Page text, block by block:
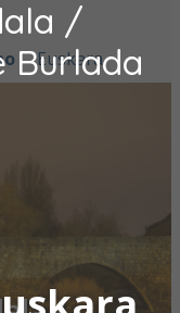
/
Burlada
Euskara